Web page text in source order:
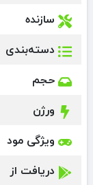
سازنده
دسته‌بندی
حجم
ورژن
ویژگی مود
دریافت از